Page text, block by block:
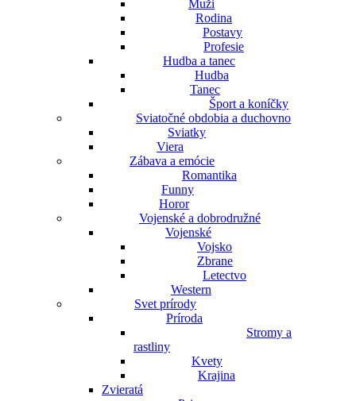
Muži
Rodina
Postavy
Profesie
Hudba a tanec
Hudba
Tanec
Šport a koníčky
Sviatočné obdobia a duchovno
Sviatky
Viera
Zábava a emócie
Romantika
Funny
Horor
Vojenské a dobrodružné
Vojenské
Vojsko
Zbrane
Letectvo
Western
Svet prírody
Príroda
Stromy a
rastliny
Kvety
Krajina
Zvieratá